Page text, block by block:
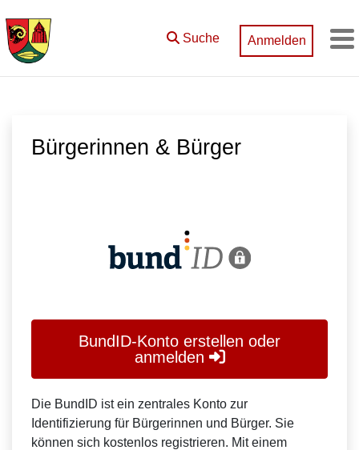
Suche Anmelden
Bürgerinnen & Bürger
BundID-Konto erstellen oder
anmelden
Die BundID ist ein zentrales Konto zur
Identifizierung für Bürgerinnen und Bürger. Sie
können sich kostenlos registrieren. Mit einem